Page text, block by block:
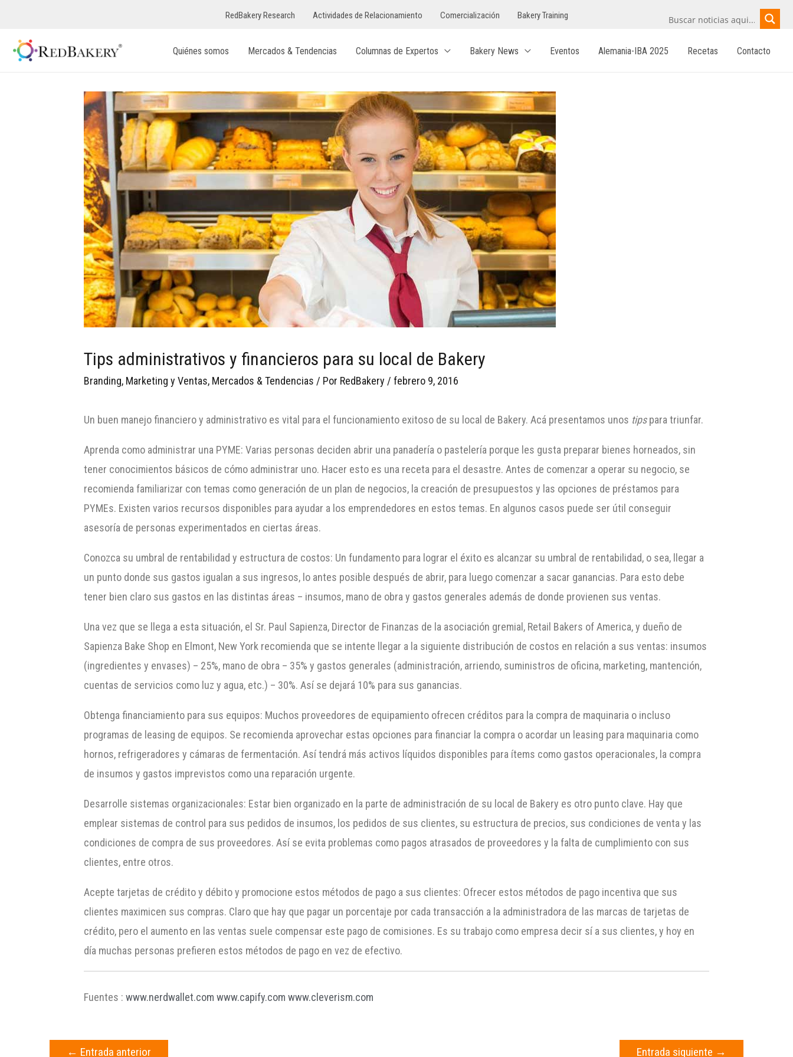
RedBakery Research Actividades de Relacionamiento Comercialización Bakery Training
Quiénes somos Mercados & Tendencias Columnas de Expertos Bakery News Eventos Alemania-IBA 2025 Recetas Contacto
Tips administrativos y financieros para su local de Bakery
Branding, Marketing y Ventas, Mercados & Tendencias / Por RedBakery /febrero 9, 2016
Un buen manejo financiero y administrativo es vital para el funcionamiento exitoso de su local de Bakery. Acá presentamos unos tipspara triunfar.
Aprenda como administrar una PYME: Varias personas deciden abrir una panadería o pastelería porque les gusta preparar bienes horneados, sin
tener conocimientos básicos de cómo administrar uno. Hacer esto es una receta para el desastre. Antes de comenzar a operar su negocio, se
recomienda familiarizar con temas como generación de un plan de negocios, la creación de presupuestos y las opciones de préstamos para
PYMEs. Existen varios recursos disponibles para ayudar a los emprendedores en estos temas. En algunos casos puede ser útil conseguir
asesoría de personas experimentados en ciertas áreas.
Conozca su umbral de rentabilidad y estructura de costos: Un fundamento para lograr el éxito es alcanzar su umbral de rentabilidad, o sea, llegar a
un punto donde sus gastos igualan a sus ingresos, lo antes posible después de abrir, para luego comenzar a sacar ganancias. Para esto debe
tener bien claro sus gastos en las distintas áreas – insumos, mano de obra y gastos generales además de donde provienen sus ventas.
Una vez que se llega a esta situación, el Sr. Paul Sapienza, Director de Finanzas de la asociación gremial, Retail Bakers of America, y dueño de
Sapienza Bake Shop en Elmont, New York recomienda que se intente llegar a la siguiente distribución de costos en relación a sus ventas: insumos
(ingredientes y envases) – 25%, mano de obra – 35% y gastos generales (administración, arriendo, suministros de oficina, marketing, mantención,
cuentas de servicios como luz y agua, etc.) – 30%. Así se dejará 10% para sus ganancias.
Obtenga financiamiento para sus equipos: Muchos proveedores de equipamiento ofrecen créditos para la compra de maquinaria o incluso
programas de leasing de equipos. Se recomienda aprovechar estas opciones para financiar la compra o acordar un leasing para maquinaria como
hornos, refrigeradores y cámaras de fermentación. Así tendrá más activos líquidos disponibles para ítems como gastos operacionales, la compra
de insumos y gastos imprevistos como una reparación urgente.
Desarrolle sistemas organizacionales: Estar bien organizado en la parte de administración de su local de Bakery es otro punto clave. Hay que
emplear sistemas de control para sus pedidos de insumos, los pedidos de sus clientes, su estructura de precios, sus condiciones de venta y las
condiciones de compra de sus proveedores. Así se evita problemas como pagos atrasados de proveedores y la falta de cumplimiento con sus
clientes, entre otros.
Acepte tarjetas de crédito y débito y promocione estos métodos de pago a sus clientes: Ofrecer estos métodos de pago incentiva que sus
clientes maximicen sus compras. Claro que hay que pagar un porcentaje por cada transacción a la administradora de las marcas de tarjetas de
crédito, pero el aumento en las ventas suele compensar este pago de comisiones. Es su trabajo como empresa decir sí a sus clientes, y hoy en
día muchas personas prefieren estos métodos de pago en vez de efectivo.
Fuentes : www.nerdwallet.com www.capify.com www.cleverism.com
← Entrada anterior Entrada siguiente →